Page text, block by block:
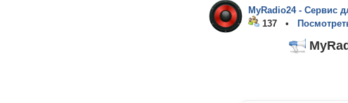
MyRadio24 - Сервис
137 •